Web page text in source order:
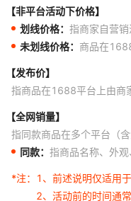
【非平台活动下价格】
划线价格： 指商家自营
未划线价格： 商品在
【发布价】
指商品在1688平台上由商
【全网销量】
指同款商品在多个平台（
同款： 指商品名称、外
*注：
1、前述说明仅适用
2、活动前的时间通